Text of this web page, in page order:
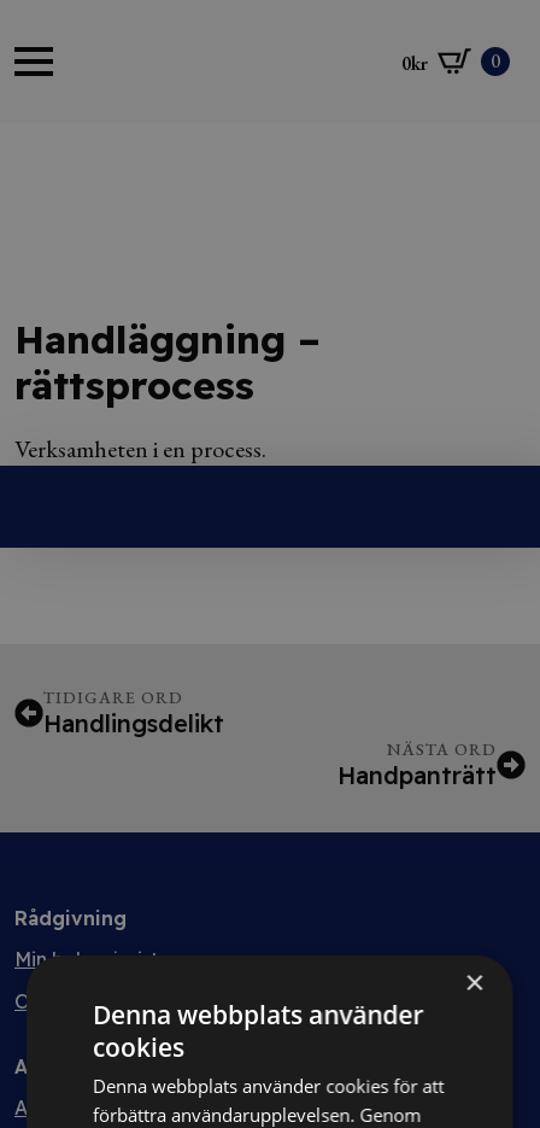
0kr 0
Handläggning –
rättsprocess
Verksamheten i en process.
TIDIGARE ORD
Handlingsdelikt
NÄSTA ORD
Handpanträtt
Rådgivning
Min bolagsjurist
Ombud
Avtal
Avtalshantering
×
Denna webbplats använder
cookies
Denna webbplats använder cookies för att
förbättra användarupplevelsen. Genom